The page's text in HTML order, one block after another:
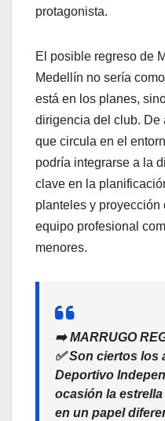
protagonista.
El posible regreso de
Medellín no sería
está en los planes,
dirigencia del club. De
que circula en el
podría integrarse a la
clave en la
planteles y proyección
equipo profesional
menores.
➡️ MARRUGO
✅ Son ciertos los
Deportivo
ocasión la
en un papel